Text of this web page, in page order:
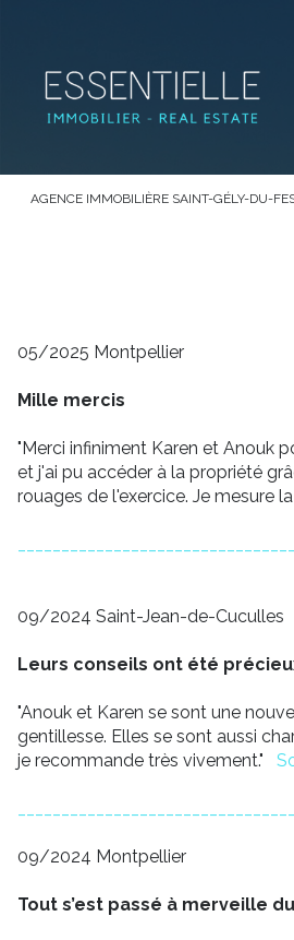
AGENCE IMMOBILIÈRE SAINT-GÉLY-DU-
05/2025 Montpellier
Mille mercis
"Merci infiniment Karen et Anouk
et j'ai pu accéder à la propriété
rouages de l'exercice. Je mesure
09/2024 Saint-Jean-de-Cuculles
Leurs conseils ont été
"Anouk et Karen se sont une
gentillesse. Elles se sont aussi
je recommande très vivement."
09/2024 Montpellier
Tout s’est passé à merveille